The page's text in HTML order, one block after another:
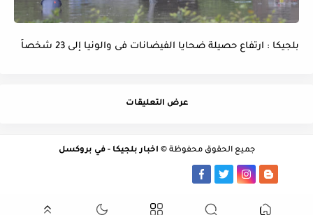
بلجيكا : ارتفاع حصيلة ضحايا الفيضانات فى والونيا إلى 23 شخصاً
عرض التعليقات
جميع الحقوق محفوظة © اخبار بلجيكا - في بروكسل